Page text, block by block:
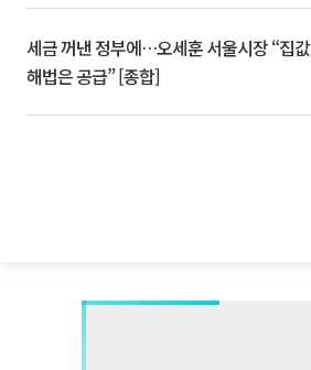
세금 꺼낸 정부에…오세훈 서울시장 “집값
해법은 공급” [종합]